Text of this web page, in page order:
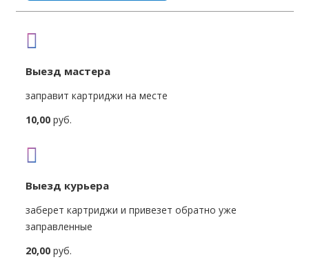
Выезд мастера
заправит картриджи на месте
10,00руб.
Выезд курьера
заберет картриджи и привезет обратно уже
заправленные
20,00руб.